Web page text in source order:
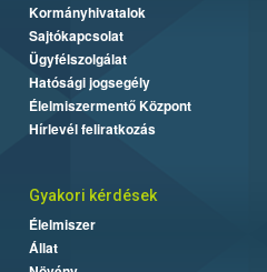
Kormányhivatalok
Sajtókapcsolat
Ügyfélszolgálat
Hatósági jogsegély
Élelmiszermentő Központ
Hírlevél feliratkozás
Gyakori kérdések
Élelmiszer
Állat